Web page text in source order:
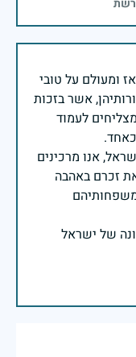
ומעולם על טובי
אשר בזכות
לעמוד
אנו מרכינים
זכרם באהבה
של ישראל